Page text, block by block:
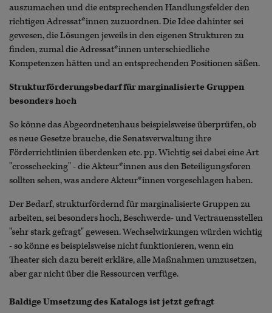
auszumachen und die entsprechenden Handlungsfelder den
richtigen Adressat*innen zuzuordnen. Die Idee dahinter sei
gewesen, die Lösungen jeweils in den eigenen Strukturen zu
finden, zumal die Adressat*innen unterschiedliche
Kompetenzen hätten und an entsprechenden Positionen säßen.
Strukturförderungsbedarf für marginalisierte Gruppen
besonders hoch
So könne das Abgeordnetenhaus beispielsweise überprüfen, ob
es neue Gesetze brauche, die Senatsverwaltung ihre
Förderrichtlinien überdenken etc. pp. Wichtig sei dabei eine Art
"crosschecking" - die Akteur*innen aus den Beteiligungsforen
sollten sehen, was andere Akteur*innen vorgeschlagen haben.
Der Bedarf, strukturfördernd für marginalisierte Gruppen zu
arbeiten, sei besonders hoch, Beschwerde- und Vertrauensstellen
"sehr stark gefragt" gewesen. Wechselwirkungen würden wichtig
- so könne es beispielsweise nicht funktionieren, wenn ein
Theater sich dazu bereit erkläre, alle Maßnahmen umzusetzen,
aber gar nicht über die Ressourcen verfüge.
Baldige Umsetzung des Katalogs ist jetzt gefragt